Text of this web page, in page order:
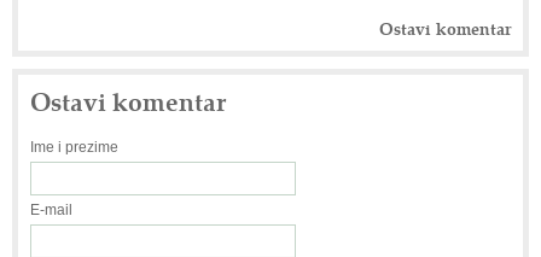
Ostavi komentar
Ostavi komentar
Ime i prezime
E-mail